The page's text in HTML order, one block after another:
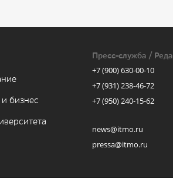
бизнес
Пресс-служба /
+7 (900) 630-00-10
+7 (931) 238-46-72
+7 (950) 240-15-62
news@itmo.ru
pressa@itmo.ru